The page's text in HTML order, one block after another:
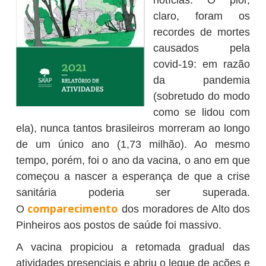
claro, foram os
recordes de mortes
causados pela
covid-19: em razão
da pandemia
(sobretudo do modo
como se lidou com
ela), nunca tantos brasileiros morreram ao longo
de um único ano (1,73 milhão). Ao mesmo
tempo, porém, foi o ano da vacina, o ano em que
começou a nascer a esperança de que a crise
sanitária poderia ser superada.
O comparecimento dos moradores de Alto dos
Pinheiros aos postos de saúde foi massivo.
A vacina propiciou a retomada gradual das
atividades presenciais e abriu o leque de ações e